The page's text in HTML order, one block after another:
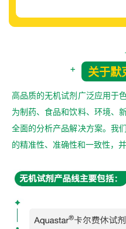
+ 关于默
高品质的无机试剂广泛应用于
为制药、食品和饮料、环境、
全面的分析产品解决方案。我
的精准性、准确性和一致性，